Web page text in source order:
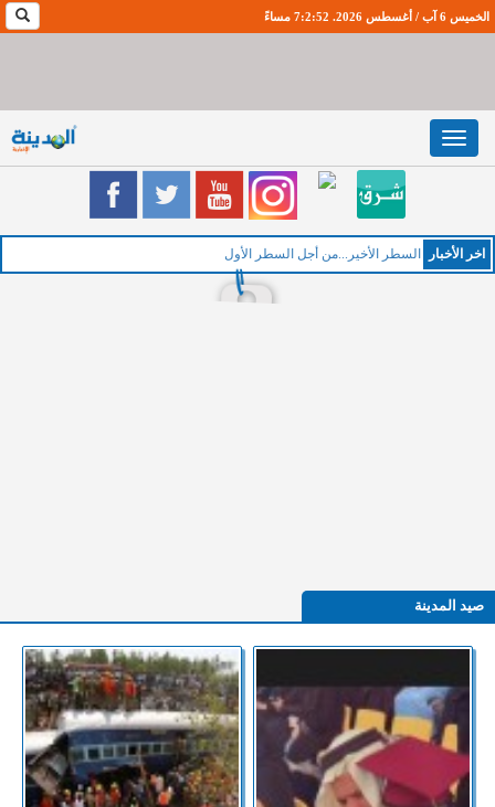
الخميس 6 آب / أغسطس 2026. 7:2:53 مساءً
Toggle
navigation
اخر اﻷخبار السطر الأخير...من أجل السطر الأول
صيد المدينة